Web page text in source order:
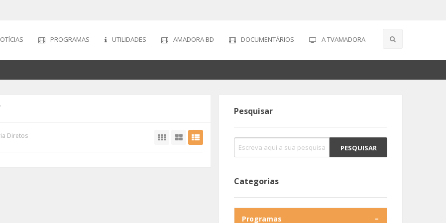
PROGRAMAS UTILIDADES AMADORA BD DOCUMENTÁRIOS A TVAMADORA
Diretos
Pesquisar
Categorias
Programas